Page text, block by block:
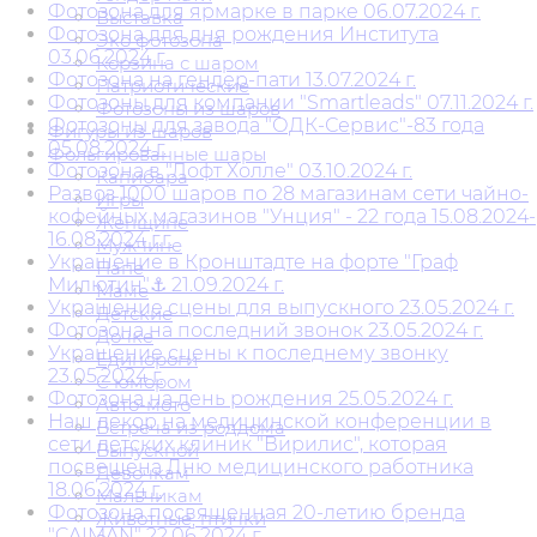
Выставка
Эко фотозона
Корзина с шаром
Патриотические
Фотозоны из шаров
Фигуры из шаров
Фольгированные шары
Капибара
Игры
Женщине
Мужчине
Папе
Маме
Детские
Дочке
Единороги
С юмором
Авто-мото
Встреча из роддома
Выпускной
Девочкам
Мальчикам
Животные, птички
Фотозона для ярмарке в парке 06.07.2024 г.
Фотозона для дня рождения Института
03.06.2024 г.
Фотозона на гендер-пати 13.07.2024 г.
Фотозоны для компании "Smartleads" 07.11.2024 г.
Фотозоны для завода "ОДК-Сервис"-83 года
05.08.2024 г.
Фотозона в "Лофт Холле" 03.10.2024 г.
Развоз 1000 шаров по 28 магазинам сети чайно-
кофейных магазинов "Унция" - 22 года 15.08.2024-
16.08.2024 г.г.
Украшение в Кронштадте на форте "Граф
Милютин"⚓ 21.09.2024 г.
Украшение сцены для выпускного 23.05.2024 г.
Фотозона на последний звонок 23.05.2024 г.
Украшение сцены к последнему звонку
23.05.2024 г.
Фотозона на день рождения 25.05.2024 г.
Наш декор на медицинской конференции в
сети детских клиник "Вирилис", которая
посвещена Дню медицинского работника
18.06.2024 г.
Фотозона посвященная 20-летию бренда